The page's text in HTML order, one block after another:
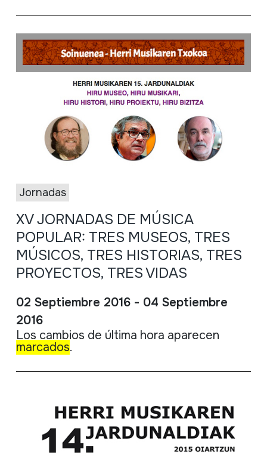
Jornadas
XV JORNADAS DE MÚSICA
POPULAR: TRES MUSEOS, TRES
MÚSICOS, TRES HISTORIAS, TRES
PROYECTOS, TRES VIDAS
02 Septiembre 2016 - 04 Septiembre
2016
Los cambios de última hora aparecen
marcados.